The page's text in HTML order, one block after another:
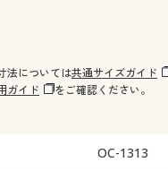
法については共通サイズガイド
ガイド をご確認ください。
OC-1313